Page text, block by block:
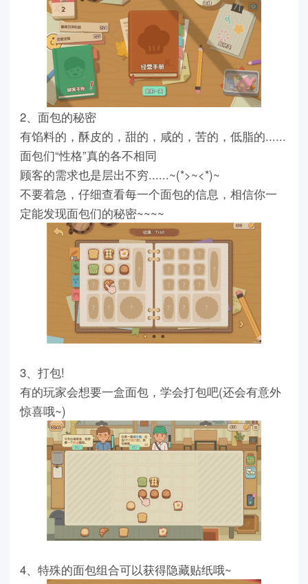
2、面包的秘密
有馅料的，酥皮的，甜的，咸的，苦的，低脂的......
面包们“性格”真的各不相同
顾客的需求也是层出不穷......~(*>~<*)~
不要着急，仔细查看每一个面包的信息，相信你一
定能发现面包们的秘密~~~~
3、打包!
有的玩家会想要一盒面包，学会打包吧(还会有意外
惊喜哦~)
4、特殊的面包组合可以获得隐藏贴纸哦~